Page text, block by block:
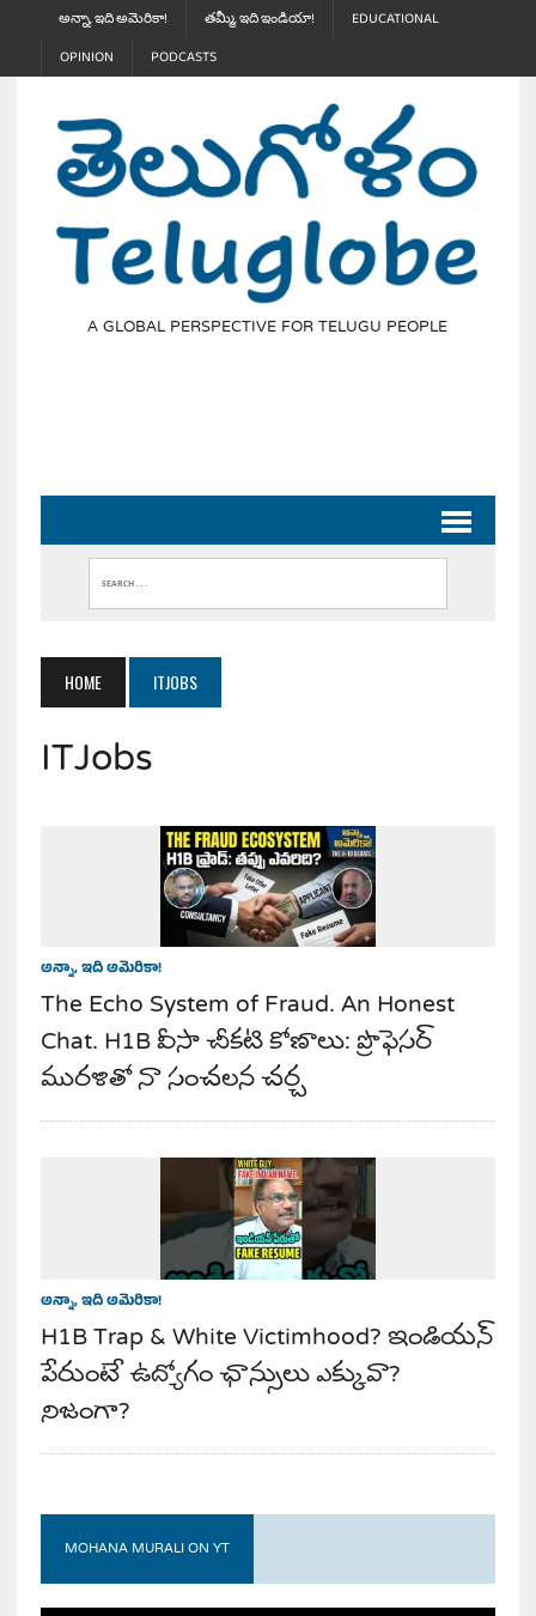
అన్నా, ఇది అమెరికా! తమ్మీ, ఇది ఇండియా!
EDUCATIONAL
OPINION
PODCASTS
A GLOBAL PERSPECTIVE FOR TELUGU PEOPLE
HOME ITJOBS
ITJobs
అన్నా, ఇది అమెరికా!
The Echo System of Fraud. An Honest
Chat. H1B వీసా చీకటి కోణాలు: ప్రొఫెసర్
మురళితో నా సంచలన చర్చ
అన్నా, ఇది అమెరికా!
H1B Trap & White Victimhood? ఇండియన్
పేరుంటే ఉద్యోగం ఛాన్సులు ఎక్కువా?
నిజంగా?
MOHANA MURALI ON YT